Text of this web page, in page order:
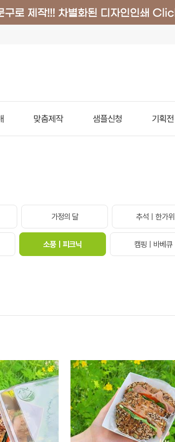
맞춤제작 샘플신청 기획전
가정의 달 추석ㅣ한가위
소풍ㅣ피크닉 캠핑ㅣ바베큐